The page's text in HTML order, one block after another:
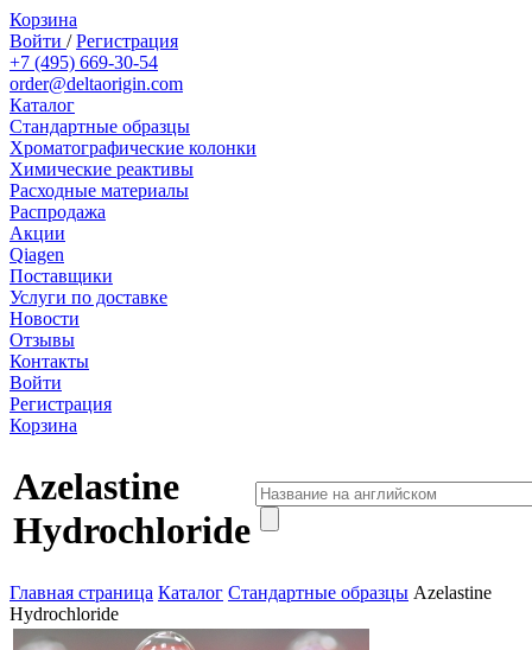
Корзина
Войти /Регистрация
+7 (495) 669-30-54
order@deltaorigin.com
Каталог
Стандартные образцы
Хроматографические колонки
Химические реактивы
Расходные материалы
Распродажа
Акции
Qiagen
Поставщики
Услуги по доставке
Новости
Отзывы
Контакты
Войти
Регистрация
Корзина
Azelastine
Hydrochloride
Главная страница Каталог Стандартные образцы Azelastine
Hydrochloride